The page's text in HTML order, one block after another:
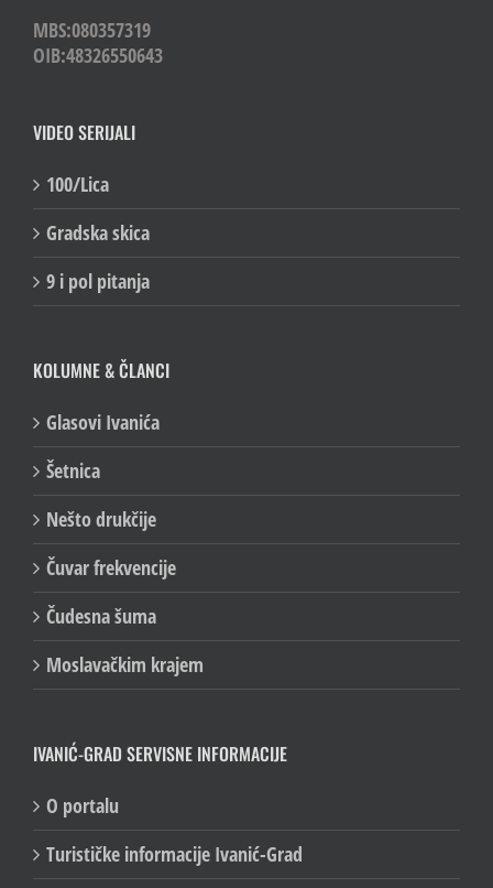
MBS:080357319
OIB:48326550643
VIDEO SERIJALI
100/Lica
Gradska skica
9 i pol pitanja
KOLUMNE & ČLANCI
Glasovi Ivanića
Šetnica
Nešto drukčije
Čuvar frekvencije
Čudesna šuma
Moslavačkim krajem
IVANIĆ-GRAD SERVISNE INFORMACIJE
O portalu
Turističke informacije Ivanić-Grad